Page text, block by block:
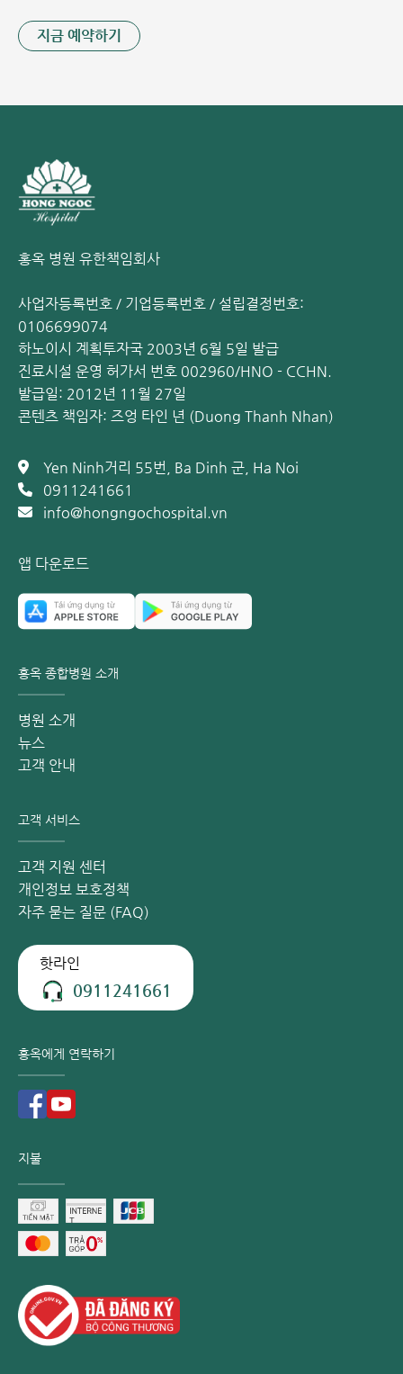
지금 예약하기
홍옥 병원 유한책임회사
사업자등록번호 / 기업등록번호 / 설립결정번호:
0106699074
하노이시 계획투자국 2003년 6월 5일 발급
진료시설 운영 허가서 번호 002960/HNO - CCHN.
발급일: 2012년 11월 27일
콘텐츠 책임자: 즈엉 타인 년 (Duong Thanh Nhan)
Yen Ninh거리 55번, Ba Dinh 군, Ha Noi
0911241661
info@hongngochospital.vn
앱 다운로드
홍옥 종합병원 소개
병원 소개
뉴스
고객 안내
고객 서비스
고객 지원 센터
개인정보 보호정책
자주 묻는 질문 (FAQ)
핫라인
0911241661
홍옥에게 연락하기
지불